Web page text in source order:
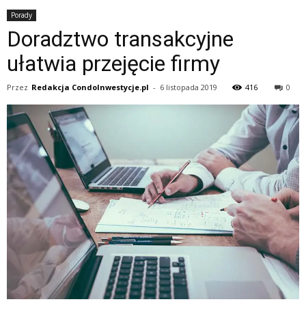
Porady
Doradztwo transakcyjne
ułatwia przejęcie firmy
Przez Redakcja CondoInwestycje.pl - 6 listopada 2019 416 0